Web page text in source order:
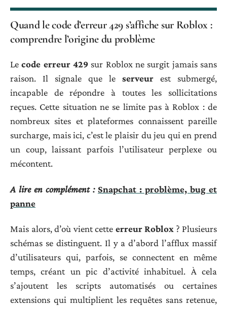
Quand le code d’erreur 429 s’affiche sur Roblox :
comprendre l’origine du problème
Lecode erreur 429 sur Roblox ne surgit jamais sans
raison. Il signale que le serveur est submergé,
incapable de répondre à toutes les sollicitations
reçues. Cette situation ne se limite pas à Roblox : de
nombreux sites et plateformes connaissent pareille
surcharge, mais ici, c’est le plaisir du jeu qui en prend
un coup, laissant parfois l’utilisateur perplexe ou
mécontent.
A lire en complément : Snapchat : problème, bug et
panne
Mais alors, d’où vient cette erreur Roblox ? Plusieurs
schémas se distinguent. Il y a d’abord l’afflux massif
d’utilisateurs qui, parfois, se connectent en même
temps, créant un pic d’activité inhabituel. À cela
s’ajoutent les scripts automatisés ou certaines
extensions qui multiplient les requêtes sans retenue,